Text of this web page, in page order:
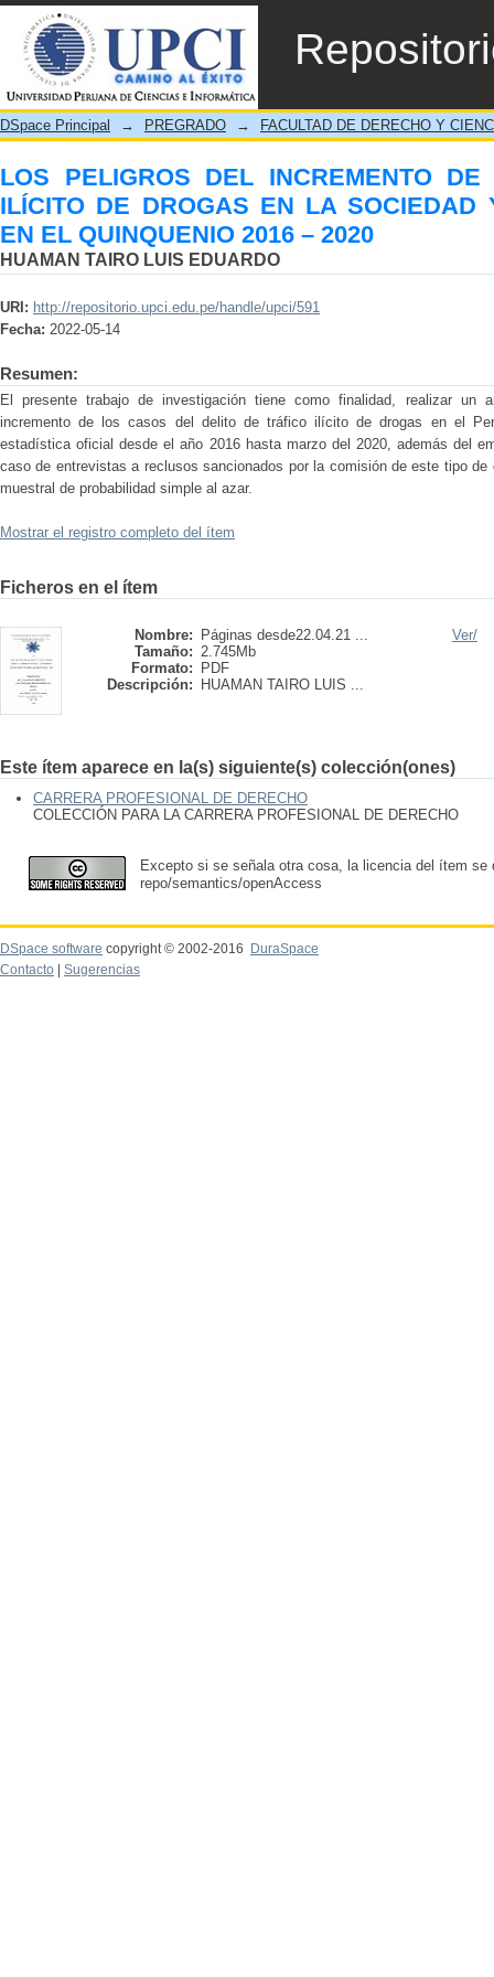
LOS PELIGROS DEL INCREMENTO DE
SOCIEDAD Y ESTADO PERUANOS, EN
DSpace Principal → PREGRADO → FACULTAD DE DERECHO Y
LOS PELIGROS DEL INCREMENTO
ILÍCITO DE DROGAS EN LA SOCIEDAD
EN EL QUINQUENIO 2016 – 2020
HUAMAN TAIRO LUIS EDUARDO
URI: http://repositorio.upci.edu.pe/handle/upci/591
Fecha: 2022-05-14
Resumen:
El presente trabajo de investigación tiene como finalidad, realizar un
incremento de los casos del delito de tráfico ilícito de drogas en el
estadística oficial desde el año 2016 hasta marzo del 2020, además del
caso de entrevistas a reclusos sancionados por la comisión de este tipo
muestral de probabilidad simple al azar.
Mostrar el registro completo del ítem
Ficheros en el ítem
Nombre:
Páginas desde22.04.21 ...
Tamaño: 2.745Mb
Formato:
PDF
Descripción:
HUAMAN TAIRO LUIS ...
Ver/
Este ítem aparece en la(s) siguiente(s) colección(ones)
CARRERA PROFESIONAL DE DERECHO
COLECCIÓN PARA LA CARRERA PROFESIONAL DE DERECHO
Excepto si se señala otra cosa, la licencia del ítem se
repo/semantics/openAccess
DSpace software copyright © 2002-2016
DuraSpace
Contacto
Sugerencias